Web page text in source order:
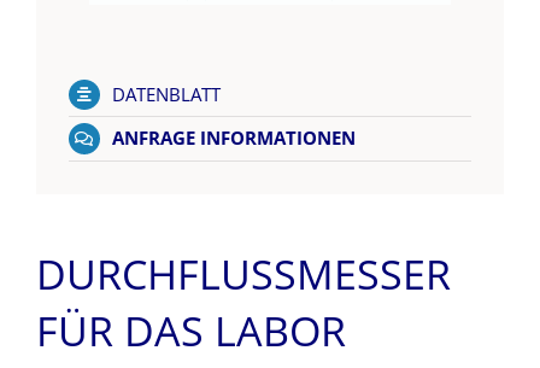
DATENBLATT
ANFRAGE INFORMATIONEN
DURCHFLUSSMESSER
FÜR DAS LABOR